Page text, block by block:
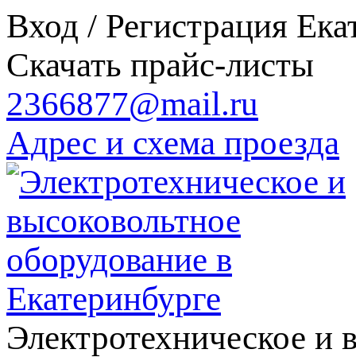
Вход / Регистрация
Скачать прайс-листы
2366877@mail.ru
Адрес и схема проезда
Электротехническое и